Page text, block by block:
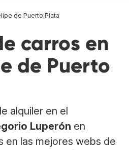
de Puerto Plata
carros en
de Puerto
alquiler en el
Luperón en
en las mejores webs de